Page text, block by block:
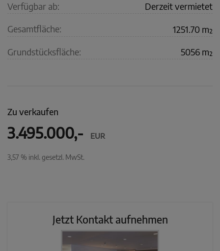
Verfügbar ab: Derzeit vermietet
Gesamtfläche: 1251.70 m²
Grundstücksfläche: 5056 m²
Zu verkaufen
3.495.000,- EUR
3,57 % inkl. gesetzl. MwSt.
Jetzt Kontakt aufnehmen